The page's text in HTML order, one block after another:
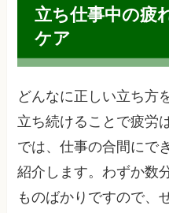
立ち仕事中の疲
ケア
どんなに正しい立ち方
立ち続けることで疲労
では、仕事の合間にで
紹介します。わずか数
ものばかりですので、